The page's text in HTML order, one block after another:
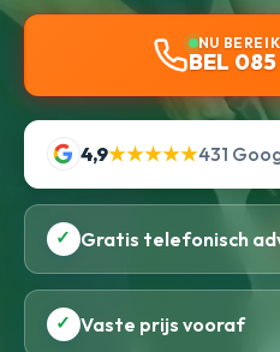
NU
BEL
4,9★★★★★431
✓ Gratis telefonisch
✓ Vaste prijs vooraf